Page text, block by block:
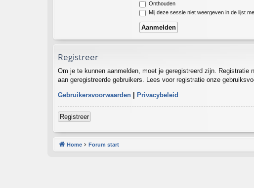
Onthouden
Mij deze sessie niet weergeven in de lijst
Registreer
Om je te kunnen aanmelden, moet je geregistreerd zijn.
aan geregistreerde gebruikers. Lees voor registratie onze
Gebruikersvoorwaarden Privacybeleid
Registreer
Home Forum start